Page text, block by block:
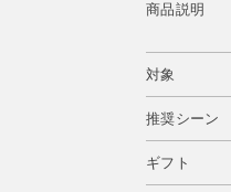
商品説明
対象
推奨シーン
ギフト